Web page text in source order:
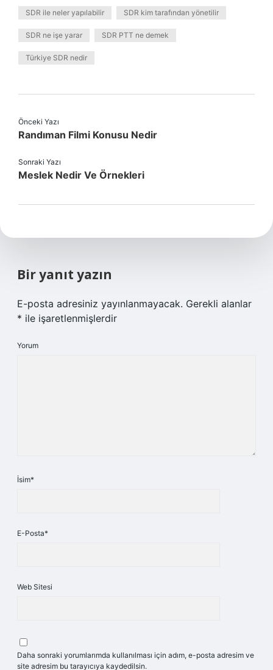
SDR ile neler yapılabilir SDR kim tarafından yönetilir
SDR ne işe yarar SDR PTT ne demek
Türkiye SDR nedir
Önceki Yazı
Randıman Filmi Konusu Nedir
Sonraki Yazı
Meslek Nedir Ve Örnekleri
Bir yanıt yazın
E-posta adresiniz yayınlanmayacak. Gerekli alanlar
* ile işaretlenmişlerdir
Yorum
İsim*
E-Posta*
Web Sitesi
Daha sonraki yorumlarımda kullanılması için adım, e-posta adresim ve
site adresim bu tarayıcıya kaydedilsin.